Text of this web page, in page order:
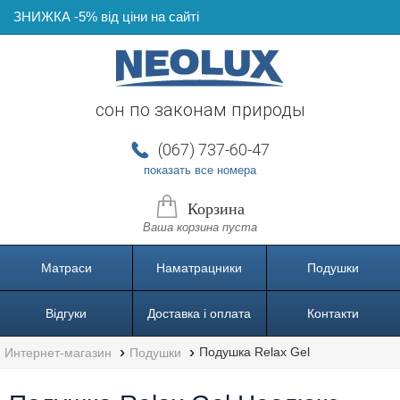
ЗНИЖКА -5% від ціни на сайті
сон по законам природы
(067) 737-60-47
показать все номера
(044) 237-60-57
(067) 737-60-47
(095) 737-60-77
(063) 737-50-47
Корзина
Ваша корзина пуста
Матраси Наматрацники Подушки
Відгуки Доставка і оплата Контакти
Интернет-магазин Подушки Подушка Relax Gel